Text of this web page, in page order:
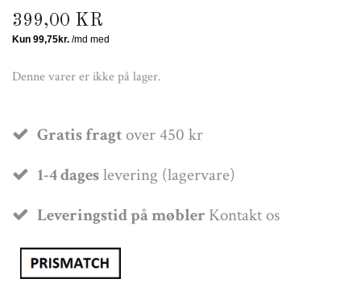
399,00 KR
Denne varer er ikke på lager.
Gratis fragtover 450 kr
1-4 dageslevering (lagervare)
Leveringstid på møbler Kontakt os